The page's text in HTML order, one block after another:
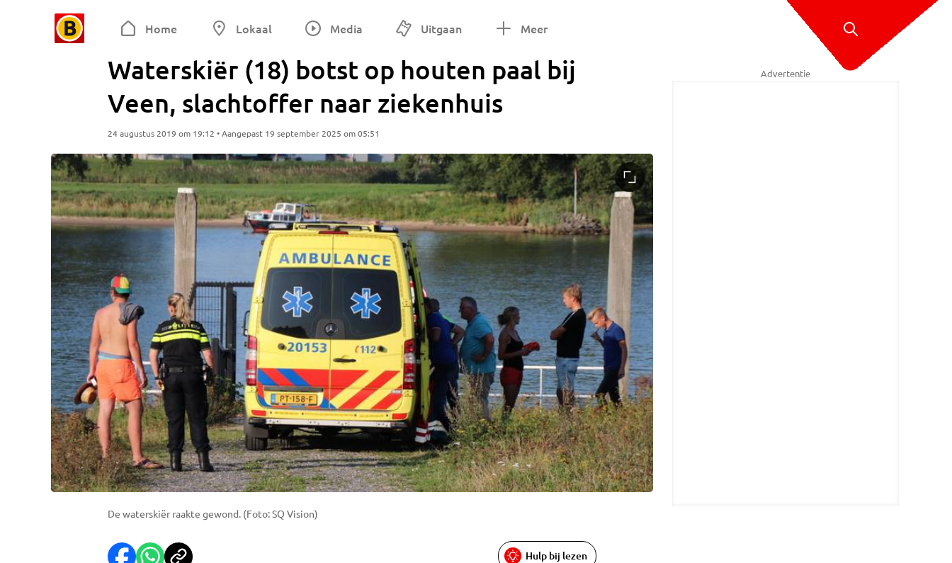
Home Lokaal Media Uitgaan Meer
Waterskiër (18) botst op houten paal bij
Veen, slachtoffer naar ziekenhuis
24 augustus 2019 om 19:12 • Aangepast 19 september 2025 om 05:51
De waterskiër raakte gewond. (Foto: SQ Vision)
Hulp bij lezen
Advertentie